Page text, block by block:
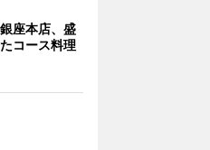
座本店、盛
コース料理